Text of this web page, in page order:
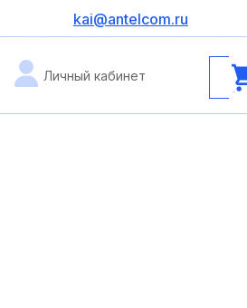
kai@antelcom.ru
Личный кабинет